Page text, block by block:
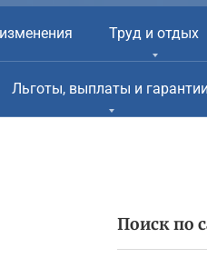
Труд и отдых
Льготы, выплаты и гарантии
Поиск по